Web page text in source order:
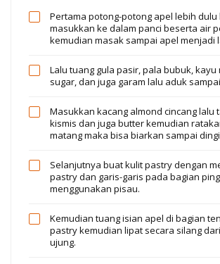
Pertama potong-potong apel lebih dulu
masukkan ke dalam panci beserta air
kemudian masak sampai apel menjadi
Lalu tuang gula pasir, pala bubuk, kayu
sugar, dan juga garam lalu aduk
Masukkan kacang almond cincang lalu
kismis dan juga butter kemudian
matang maka bisa biarkan sampai
Selanjutnya buat kulit pastry dengan
pastry dan garis-garis pada bagian
menggunakan pisau.
Kemudian tuang isian apel di bagian
pastry kemudian lipat secara silang
ujung.